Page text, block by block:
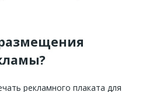
рекламного плаката для